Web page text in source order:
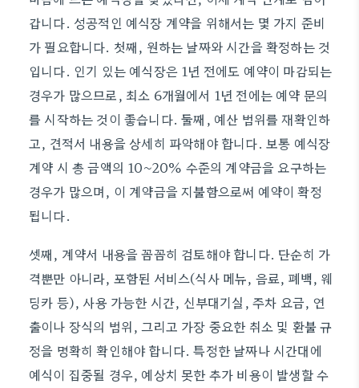
갑니다. 성공적인 예식장 계약을 위해서는 몇 가지 준비
가 필요합니다. 첫째, 원하는 날짜와 시간을 확정하는 것
입니다. 인기 있는 예식장은 1년 전에도 예약이 마감되는
경우가 많으므로, 최소 6개월에서 1년 전에는 예약 문의
를 시작하는 것이 좋습니다. 둘째, 예산 범위를 재확인하
고, 견적서 내용을 상세히 파악해야 합니다. 보통 예식장
계약 시 총 금액의 10~20% 수준의 계약금을 요구하는
경우가 많으며, 이 계약금을 지불함으로써 예약이 확정
됩니다.
셋째, 계약서 내용을 꼼꼼히 검토해야 합니다. 단순히 가
격뿐만 아니라, 포함된 서비스(식사 메뉴, 음료, 폐백, 웨
딩카 등), 사용 가능한 시간, 신부대기실, 주차 요금, 연
출이나 장식의 범위, 그리고 가장 중요한 취소 및 환불 규
정을 명확히 확인해야 합니다. 특정한 날짜나 시간대에
예식이 집중될 경우, 예상치 못한 추가 비용이 발생할 수